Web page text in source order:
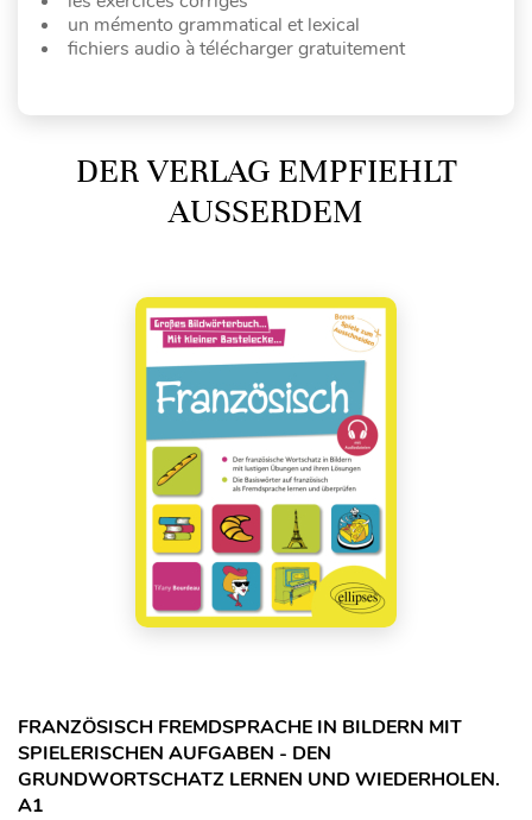
un mémento grammatical et lexical
fichiers audio à télécharger gratuitement
DER VERLAG EMPFIEHLT
AUSSERDEM
FRANZÖSISCH FREMDSPRACHE IN BILDERN MIT
SPIELERISCHEN AUFGABEN - DEN
GRUNDWORTSCHATZ LERNEN UND WIEDERHOLEN.
A1